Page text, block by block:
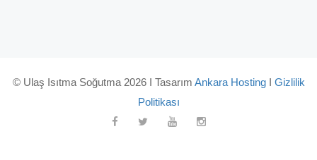
© Ulaş Isıtma Soğutma 2026 I Tasarım Ankara HostingI Gizlilik
Politikası